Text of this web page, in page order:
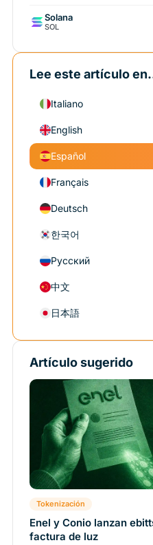
Solana
SOL
Lee este artículo
Italiano
English
Español
Français
Deutsch
한국어
Русский
中文
日本語
Artículo sugerido
Tokenización
Enel y Conio lanzan
factura de luz